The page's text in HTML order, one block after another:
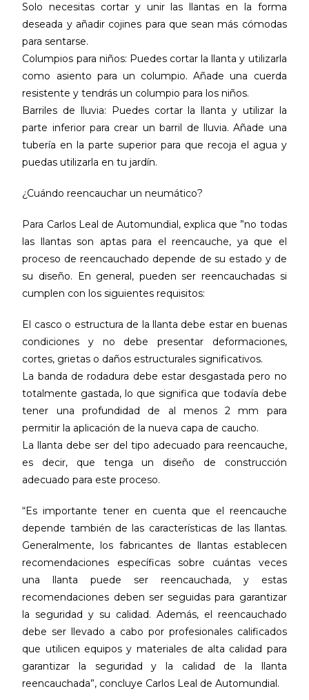
Solo necesitas cortar y unir las llantas en la forma
deseada y añadir cojines para que sean más cómodas
para sentarse.
Columpios para niños: Puedes cortar la llanta y utilizarla
como asiento para un columpio. Añade una cuerda
resistente y tendrás un columpio para los niños.
Barriles de lluvia: Puedes cortar la llanta y utilizar la
parte inferior para crear un barril de lluvia. Añade una
tubería en la parte superior para que recoja el agua y
puedas utilizarla en tu jardín.
¿Cuándo reencauchar un neumático?
Para Carlos Leal de Automundial, explica que ”no todas
las llantas son aptas para el reencauche, ya que el
proceso de reencauchado depende de su estado y de
su diseño. En general, pueden ser reencauchadas si
cumplen con los siguientes requisitos:
El casco o estructura de la llanta debe estar en buenas
condiciones y no debe presentar deformaciones,
cortes, grietas o daños estructurales significativos.
La banda de rodadura debe estar desgastada pero no
totalmente gastada, lo que significa que todavía debe
tener una profundidad de al menos 2 mm para
permitir la aplicación de la nueva capa de caucho.
La llanta debe ser del tipo adecuado para reencauche,
es decir, que tenga un diseño de construcción
adecuado para este proceso.
“Es importante tener en cuenta que el reencauche
depende también de las características de las llantas.
Generalmente, los fabricantes de llantas establecen
recomendaciones específicas sobre cuántas veces
una llanta puede ser reencauchada, y estas
recomendaciones deben ser seguidas para garantizar
la seguridad y su calidad. Además, el reencauchado
debe ser llevado a cabo por profesionales calificados
que utilicen equipos y materiales de alta calidad para
garantizar la seguridad y la calidad de la llanta
reencauchada”, concluye Carlos Leal de Automundial.